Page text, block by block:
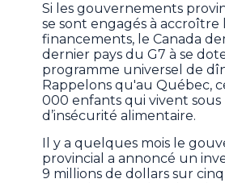
Si les gouvernements
se sont engagés à accroître
financements, le Canada
dernier pays du G7 à se
programme universel de
Rappelons qu'au Québec,
000 enfants qui vivent
d’insécurité alimentaire.
Il y a quelques mois le
provincial a annoncé un
9 millions de dollars sur